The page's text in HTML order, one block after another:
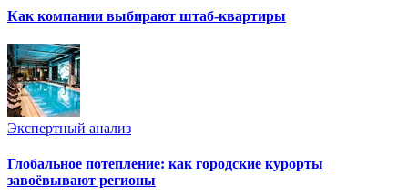
Как компании выбирают штаб-квартиры
Экспертный анализ
Глобальное потепление: как городские курорты
завоёвывают регионы